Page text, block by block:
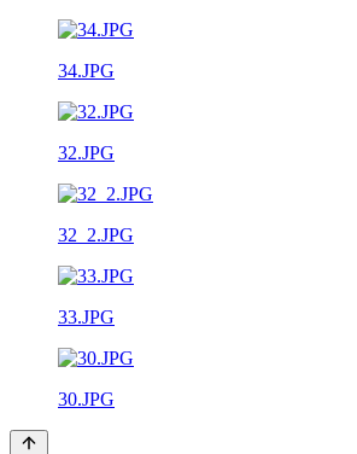
34.JPG
32.JPG
32_2.JPG
33.JPG
30.JPG